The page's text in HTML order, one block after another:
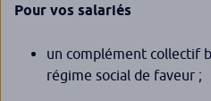
Pour vos salariés
un complément collectif
régime social de faveur ;